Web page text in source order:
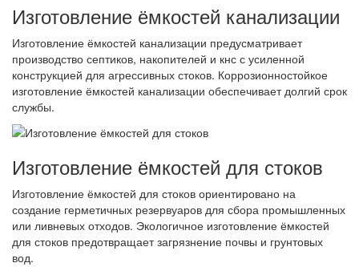
Изготовление ёмкостей канализации
Изготовление ёмкостей канализации предусматривает
производство септиков, накопителей и кнс с усиленной
конструкцией для агрессивных стоков. Коррозионностойкое
изготовление ёмкостей канализации обеспечивает долгий срок
службы.
Изготовление ёмкостей для стоков
Изготовление ёмкостей для стоков ориентировано на
создание герметичных резервуаров для сбора промышленных
или ливневых отходов. Экологичное изготовление ёмкостей
для стоков предотвращает загрязнение почвы и грунтовых
вод.